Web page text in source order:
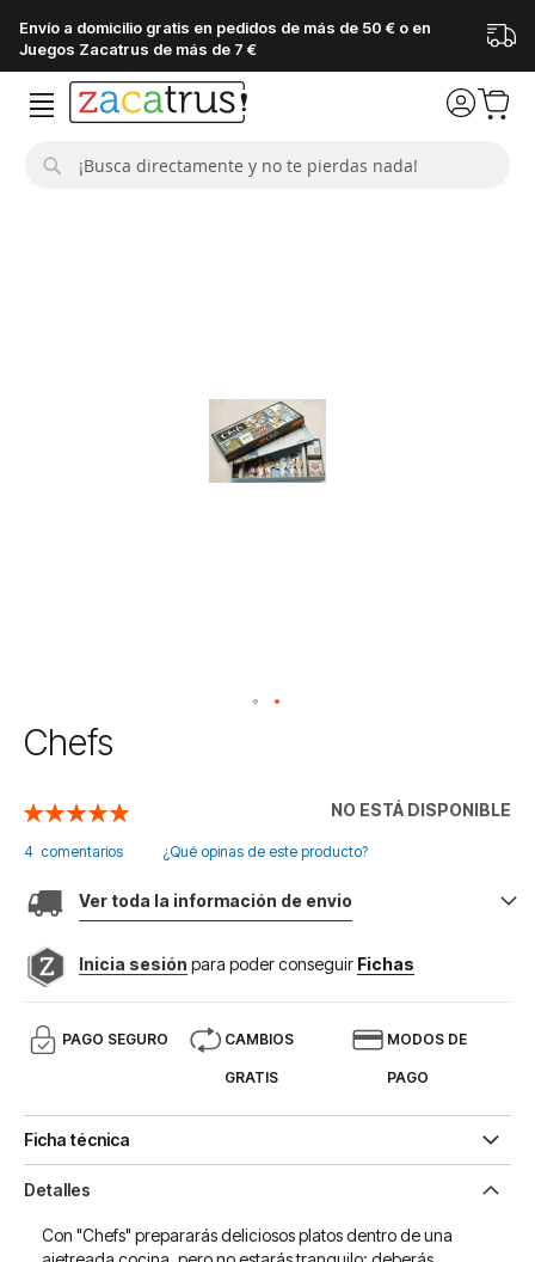
Envío a domicilio gratis en pedidos de más de 50 € o en
Juegos Zacatrus de más de 7 €
Saltar
al
de
la
galería
imágenes
Chefs
NO ESTÁ DISPONIBLE
Valoración:
4 comentarios ¿Qué opinas de este producto?
Ver toda la información de envio
Inicia sesión para poder conseguir Fichas
PAGO SEGURO CAMBIOS
GRATIS
MODOS DE
PAGO
Ficha técnica
Detalles
Con "Chefs" prepararás deliciosos platos dentro de una